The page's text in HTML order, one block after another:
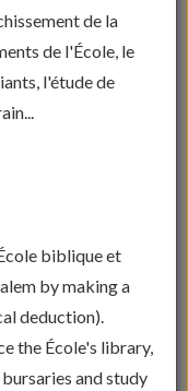
de la
de l'École, le
l'étude de
biblique et
by making a
deduction).
the École's library,
and study